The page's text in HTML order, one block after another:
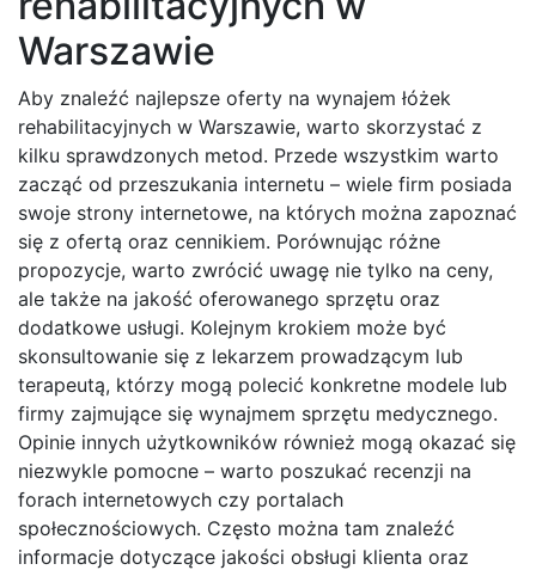
Warszawie
Aby znaleźć najlepsze oferty na wynajem łóżek
rehabilitacyjnych w Warszawie, warto skorzystać z
kilku sprawdzonych metod. Przede wszystkim warto
zacząć od przeszukania internetu – wiele firm posiada
swoje strony internetowe, na których można zapoznać
się z ofertą oraz cennikiem. Porównując różne
propozycje, warto zwrócić uwagę nie tylko na ceny,
ale także na jakość oferowanego sprzętu oraz
dodatkowe usługi. Kolejnym krokiem może być
skonsultowanie się z lekarzem prowadzącym lub
terapeutą, którzy mogą polecić konkretne modele lub
firmy zajmujące się wynajmem sprzętu medycznego.
Opinie innych użytkowników również mogą okazać się
niezwykle pomocne – warto poszukać recenzji na
forach internetowych czy portalach
społecznościowych. Często można tam znaleźć
informacje dotyczące jakości obsługi klienta oraz